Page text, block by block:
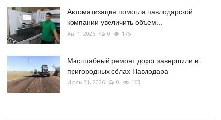
Автоматизация помогла павлодарской
компании увеличить объем...
Авг 1, 2026 0 175
Масштабный ремонт дорог завершили в
пригородных сёлах Павлодара
Июль 31, 2026 0 163